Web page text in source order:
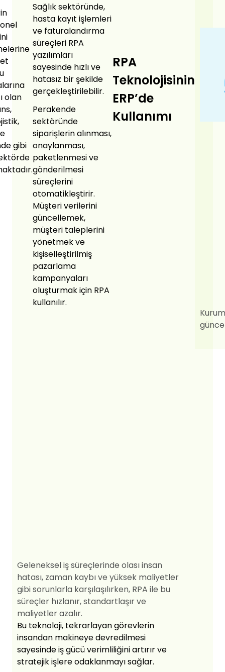
Geleneksel iş süreçlerinde olası insan
hatası, zaman kaybı ve yüksek maliyetler
gibi sorunlarla karşılaşılırken, RPA ile bu
süreçler hızlanır, standartlaşır ve
maliyetler azalır.
Bu teknoloji, tekrarlayan görevlerin
insandan makineye devredilmesi
sayesinde iş gücü verimliliğini artırır ve
stratejik işlere odaklanmayı sağlar.
olan
gibi
Sağlık sektöründe,
hasta kayıt işlemleri
ve faturalandırma
süreçleri RPA
yazılımları
sayesinde hızlı ve
hatasız bir şekilde
gerçekleştirilebilir.
Perakende
sektöründe
siparişlerin alınması,
onaylanması,
paketlenmesi ve
gönderilmesi
süreçlerini
otomatikleştirir.
Müşteri verilerini
güncellemek,
müşteri taleplerini
yönetmek ve
kişiselleştirilmiş
pazarlama
kampanyaları
oluşturmak için RPA
kullanılır.
RPA
Teknolojisinin
ERP’de
Kullanımı